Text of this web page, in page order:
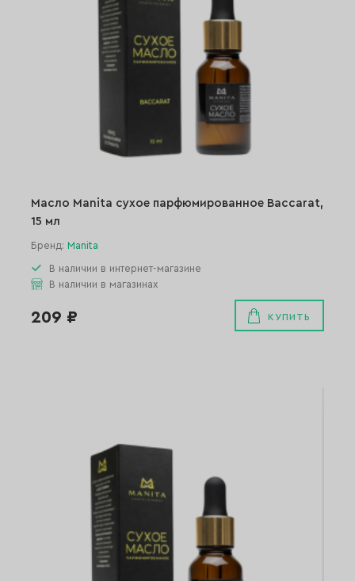
Масло Manita сухое парфюмированное Baccarat,
15 мл
Бренд: Manita
В наличии в интернет-магазине
В наличии в магазинах
209 ₽ КУПИТЬ